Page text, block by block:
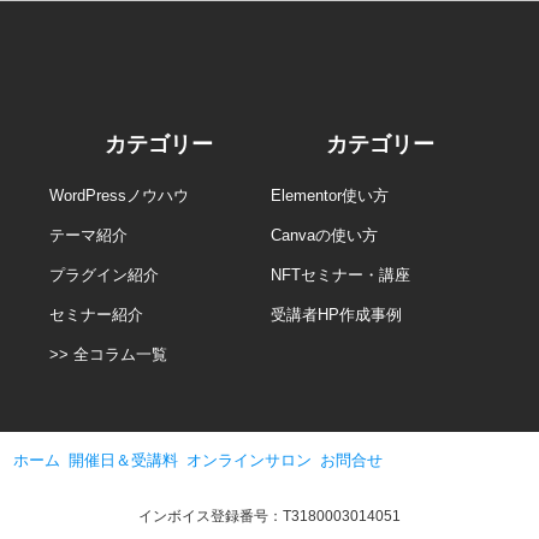
カテゴリー
WordPressノウハウ
テーマ紹介
プラグイン紹介
セミナー紹介
>> 全コラム一覧
カテゴリー
Elementor使い方
Canvaの使い方
NFTセミナー・講座
受講者HP作成事例
ホーム 開催日＆受講料 オンラインサロン お問合せ
インボイス登録番号：T3180003014051